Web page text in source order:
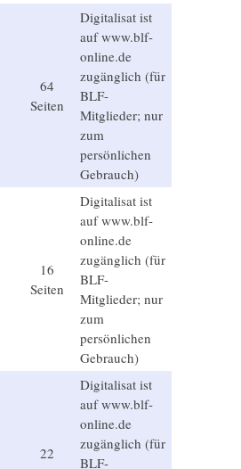
64
Seiten
Digitalisat ist
auf www.blf-
online.de
zugänglich (für
BLF-
Mitglieder; nur
zum
persönlichen
Gebrauch)
16
Seiten
Digitalisat ist
auf www.blf-
online.de
zugänglich (für
BLF-
Mitglieder; nur
zum
persönlichen
Gebrauch)
22
Digitalisat ist
auf www.blf-
online.de
zugänglich (für
BLF-